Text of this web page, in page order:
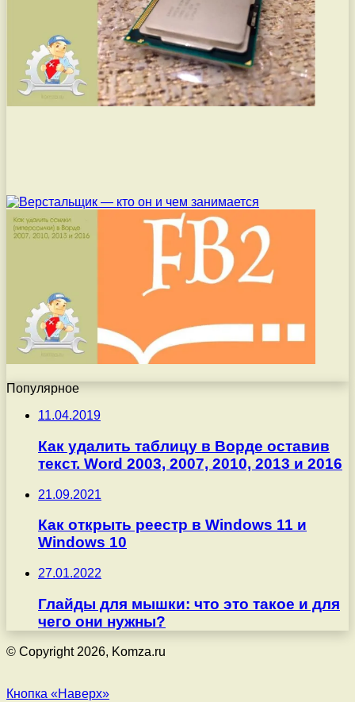
Популярное
11.04.2019
Как удалить таблицу в Ворде оставив
текст. Word 2003, 2007, 2010, 2013 и 2016
21.09.2021
Как открыть реестр в Windows 11 и
Windows 10
27.01.2022
Глайды для мышки: что это такое и для
чего они нужны?
© Copyright 2026, Komza.ru
Кнопка «Наверх»